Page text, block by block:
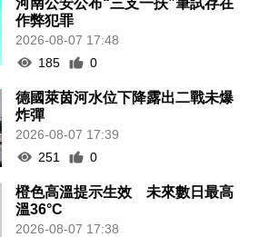
作弊犯罪
2026-08-07 17:48
185
0
德國萊茵河水位下降露出二戰未爆
炸彈
2026-08-07 17:39
251
0
橙色高溫提示生效 未來數日最高
溫36°C
2026-08-07 17:38